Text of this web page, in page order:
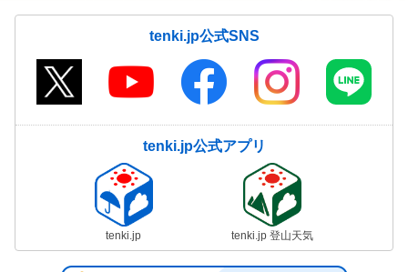
tenki.jp公式SNS
tenki.jp公式アプリ
tenki.jp tenki.jp 登山天気